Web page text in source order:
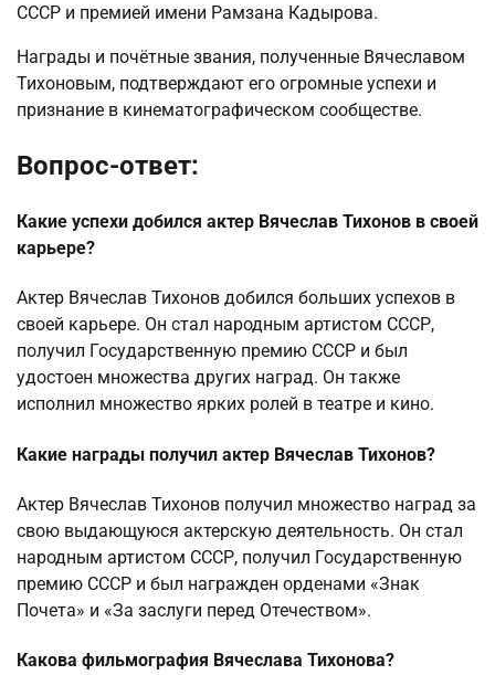
СССР и премией имени Рамзана Кадырова.
Награды и почётные звания, полученные Вячеславом
Тихоновым, подтверждают его огромные успехи и
признание в кинематографическом сообществе.
Вопрос-ответ:
Какие успехи добился актер Вячеслав Тихонов в своей
карьере?
Актер Вячеслав Тихонов добился больших успехов в
своей карьере. Он стал народным артистом СССР,
получил Государственную премию СССР и был
удостоен множества других наград. Он также
исполнил множество ярких ролей в театре и кино.
Какие награды получил актер Вячеслав Тихонов?
Актер Вячеслав Тихонов получил множество наград за
свою выдающуюся актерскую деятельность. Он стал
народным артистом СССР, получил Государственную
премию СССР и был награжден орденами «Знак
Почета» и «За заслуги перед Отечеством».
Какова фильмография Вячеслава Тихонова?